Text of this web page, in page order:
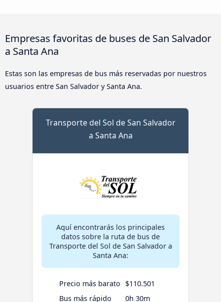
Empresas favoritas de buses de San Salvador
a Santa Ana
Estas son las empresas de bus más reservadas por nuestros
usuarios entre San Salvador y Santa Ana.
Transporte del Sol de San Salvador
a Santa Ana
Aquí encontrarás los principales
datos sobre la ruta de bus de
Transporte del Sol de San Salvador a
Santa Ana:
Precio más barato
$110.501
Bus más rápido
0h 30m